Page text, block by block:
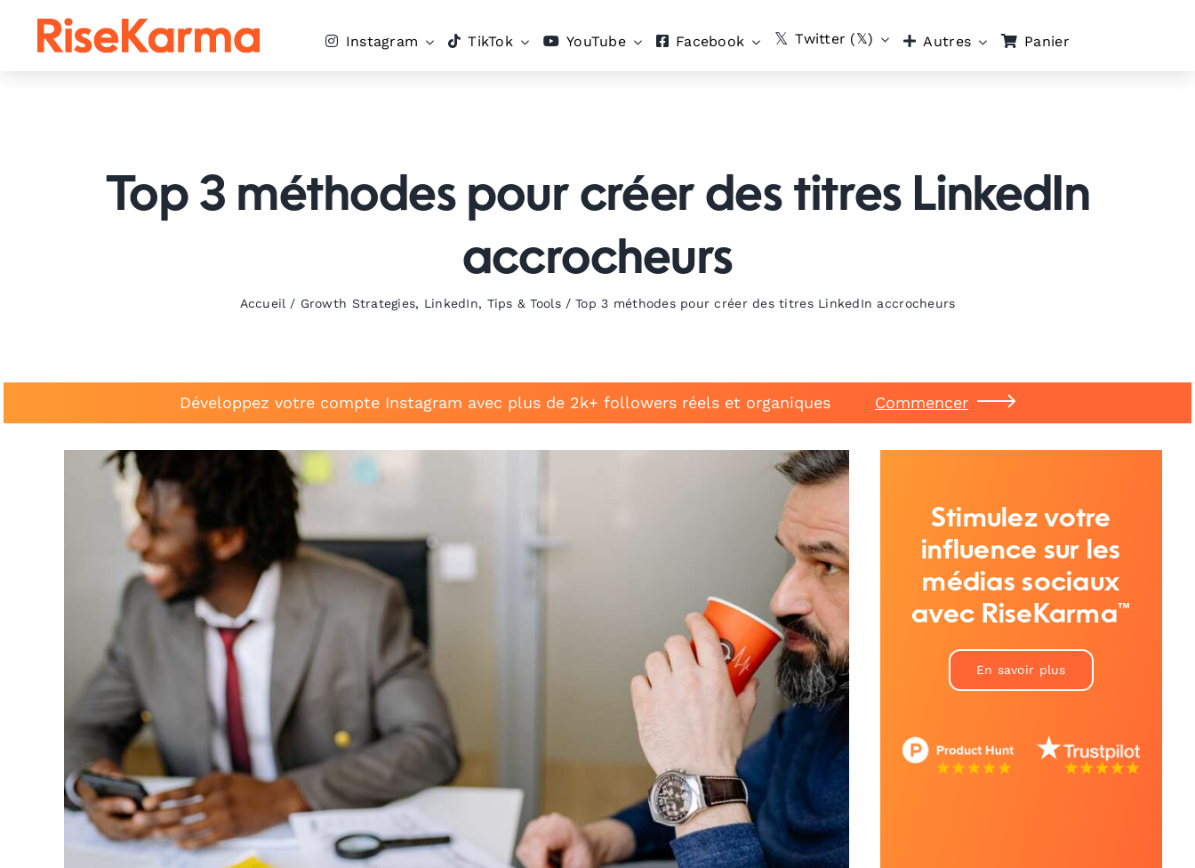
Instagram TikTok YouTube Facebook Twitter (𝕏) Autres Panier
Top 3 méthodes pour créer des titres LinkedIn
accrocheurs
Accueil / Growth Strategies, LinkedIn, Tips & Tools / Top 3 méthodes pour créer des titres LinkedIn accrocheurs
Développez votre compte Instagram avec plus de 2k+ followers réels et organiques Commencer
Stimulez votre
influence sur les
médias sociaux
avec RiseKarma™
En savoir plus